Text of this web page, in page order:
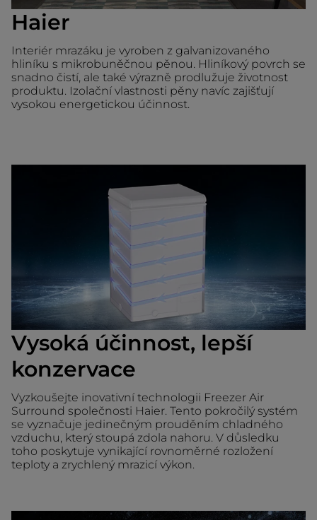
Haier
Interiér mrazáku je vyroben z galvanizovaného
hliníku s mikrobuněčnou pěnou. Hliníkový povrch se
snadno čistí, ale také výrazně prodlužuje životnost
produktu. Izolační vlastnosti pěny navíc zajišťují
vysokou energetickou účinnost.
Vysoká účinnost, lepší
konzervace
Vyzkoušejte inovativní technologii Freezer Air
Surround společnosti Haier. Tento pokročilý systém
se vyznačuje jedinečným prouděním chladného
vzduchu, který stoupá zdola nahoru. V důsledku
toho poskytuje vynikající rovnoměrné rozložení
teploty a zrychlený mrazicí výkon.